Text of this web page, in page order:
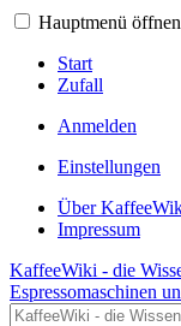
Hauptmenü öffnen
Start
Zufall
Anmelden
Einstellungen
Über
Impressum
KaffeeWiki - die
Espressomaschinen